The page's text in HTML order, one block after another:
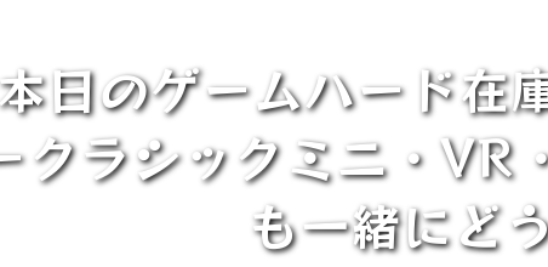
のゲームハード在
クラシックミニ・
も一緒にど